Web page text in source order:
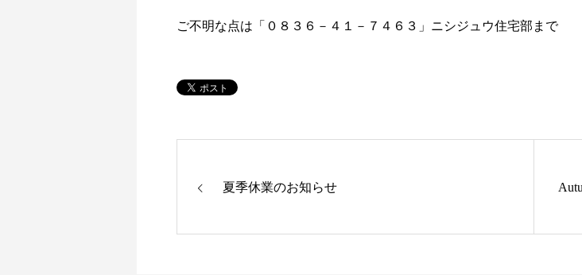
ご不明な点は「０８３６－４１－７４６３」ニシジュウ住宅部まで
夏季休業のお知らせ